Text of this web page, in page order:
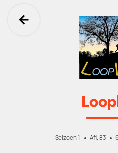
Ga terug
Seizoen 1 Afl. 83